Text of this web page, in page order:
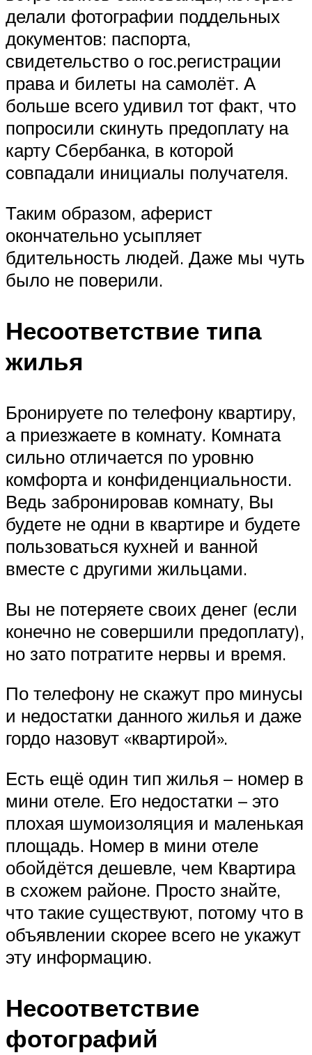
делали фотографии поддельных
документов: паспорта,
свидетельство о гос.регистрации
права и билеты на самолёт. А
больше всего удивил тот факт, что
попросили скинуть предоплату на
карту Сбербанка, в которой
совпадали инициалы получателя.
Таким образом, аферист
окончательно усыпляет
бдительность людей. Даже мы чуть
было не поверили.
Несоответствие типа
жилья
Бронируете по телефону квартиру,
а приезжаете в комнату. Комната
сильно отличается по уровню
комфорта и конфиденциальности.
Ведь забронировав комнату, Вы
будете не одни в квартире и будете
пользоваться кухней и ванной
вместе с другими жильцами.
Вы не потеряете своих денег (если
конечно не совершили предоплату),
но зато потратите нервы и время.
По телефону не скажут про минусы
и недостатки данного жилья и даже
гордо назовут «квартирой».
Есть ещё один тип жилья – номер в
мини отеле. Его недостатки – это
плохая шумоизоляция и маленькая
площадь. Номер в мини отеле
обойдётся дешевле, чем Квартира
в схожем районе. Просто знайте,
что такие существуют, потому что в
объявлении скорее всего не укажут
эту информацию.
Несоответствие
фотографий